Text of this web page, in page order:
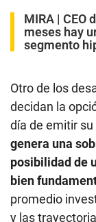
MIRA | CEO
meses hay
segmento
Otro de los
decidan la
día de emitir su
genera una
posibilidad de
bien
promedio
y las